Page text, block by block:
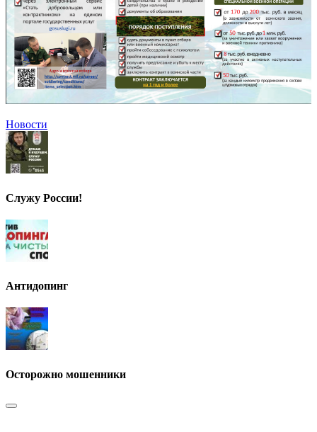
Новости
Служу России!
Антидопинг
Осторожно мошенники